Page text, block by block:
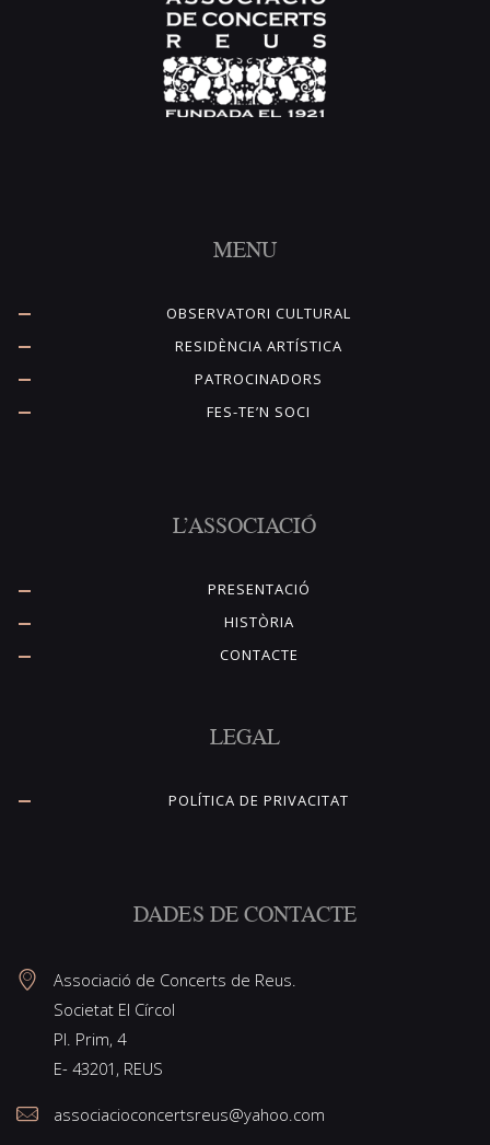
MENU
OBSERVATORI CULTURAL
RESIDÈNCIA ARTÍSTICA
PATROCINADORS
FES-TE’N SOCI
L’ASSOCIACIÓ
PRESENTACIÓ
HISTÒRIA
CONTACTE
LEGAL
POLÍTICA DE PRIVACITAT
DADES DE CONTACTE
Associació de Concerts de Reus.
Societat El Círcol
Pl. Prim, 4
E- 43201, REUS
associacioconcertsreus@yahoo.com